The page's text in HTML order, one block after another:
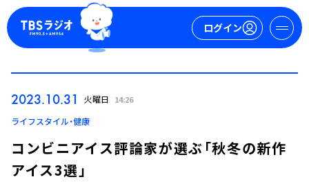
ログイン
ログイン
2023.10.31 火曜日 14:26
ライフスタイル・健康
コンビニアイス評論家が選ぶ「秋冬の新作
アイス3選」